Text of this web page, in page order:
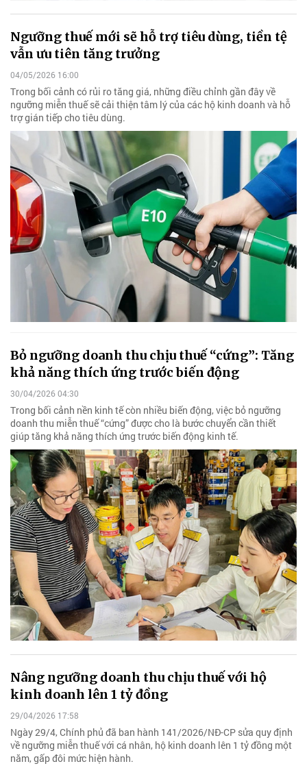
Ngưỡng thuế mới sẽ hỗ trợ tiêu dùng, tiền tệ
vẫn ưu tiên tăng trưởng
04/05/2026 16:00
Trong bối cảnh có rủi ro tăng giá, những điều chỉnh gần đây về
ngưỡng miễn thuế sẽ cải thiện tâm lý của các hộ kinh doanh và hỗ
trợ gián tiếp cho tiêu dùng.
Bỏ ngưỡng doanh thu chịu thuế “cứng”: Tăng
khả năng thích ứng trước biến động
30/04/2026 04:30
Trong bối cảnh nền kinh tế còn nhiều biến động, việc bỏ ngưỡng
doanh thu miễn thuế “cứng” được cho là bước chuyển cần thiết
giúp tăng khả năng thích ứng trước biến động kinh tế.
Nâng ngưỡng doanh thu chịu thuế với hộ
kinh doanh lên 1 tỷ đồng
29/04/2026 17:58
Ngày 29/4, Chính phủ đã ban hành 141/2026/NĐ-CP sửa quy định
về ngưỡng miễn thuế với cá nhân, hộ kinh doanh lên 1 tỷ đồng một
năm, gấp đôi mức hiện hành.